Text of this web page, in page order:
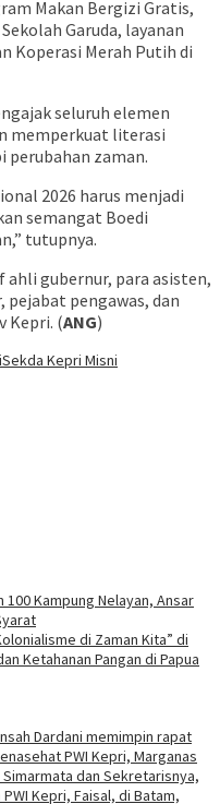
Makan Bergizi Gratis,
Garuda, layanan
Koperasi Merah Putih di
seluruh elemen
memperkuat literasi
perubahan zaman.
2026 harus menjadi
semangat Boedi
tutupnya.
gubernur, para asisten,
pengawas, dan
Kepri. (ANG)
Sekda Kepri Misni
Kampung Nelayan, Ansar
di Zaman Kita” di
Ketahanan Pangan di Papua